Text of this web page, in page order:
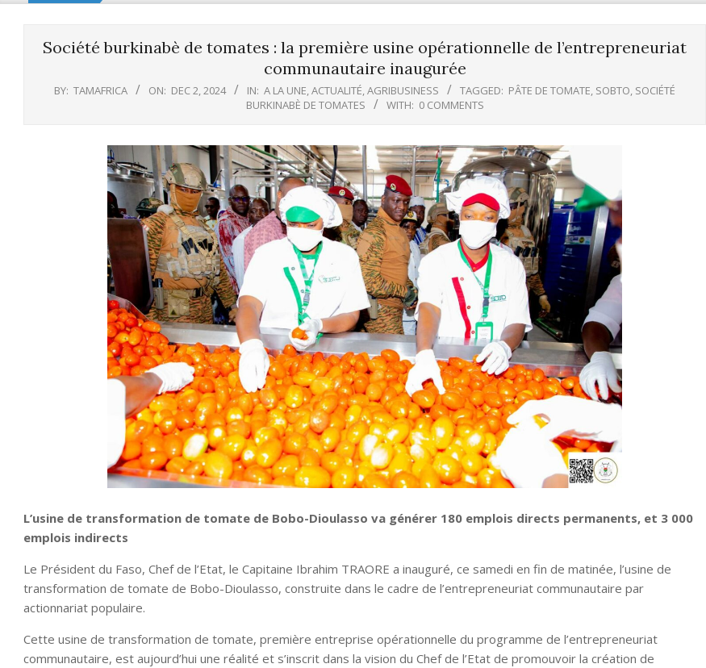
Société burkinabè de tomates : la première usine opérationnelle de l’entrepreneuriat
communautaire inaugurée
BY: TAMAFRICA ON: DEC 2, 2024 IN: A LA UNE,ACTUALITÉ,AGRIBUSINESS TAGGED: PÂTE DE TOMATE, SOBTO, SOCIÉTÉ
BURKINABÈ DE TOMATES
WITH: 0 COMMENTS
L’usine de transformation de tomate de Bobo-Dioulasso va générer 180 emplois directs permanents, et 3 000
emplois indirects
Le Président du Faso, Chef de l’Etat, le Capitaine Ibrahim TRAORE a inauguré, ce samedi en fin de matinée, l’usine de
transformation de tomate de Bobo-Dioulasso, construite dans le cadre de l’entrepreneuriat communautaire par
actionnariat populaire.
Cette usine de transformation de tomate, première entreprise opérationnelle du programme de l’entrepreneuriat
communautaire, est aujourd’hui une réalité et s’inscrit dans la vision du Chef de l’Etat de promouvoir la création de